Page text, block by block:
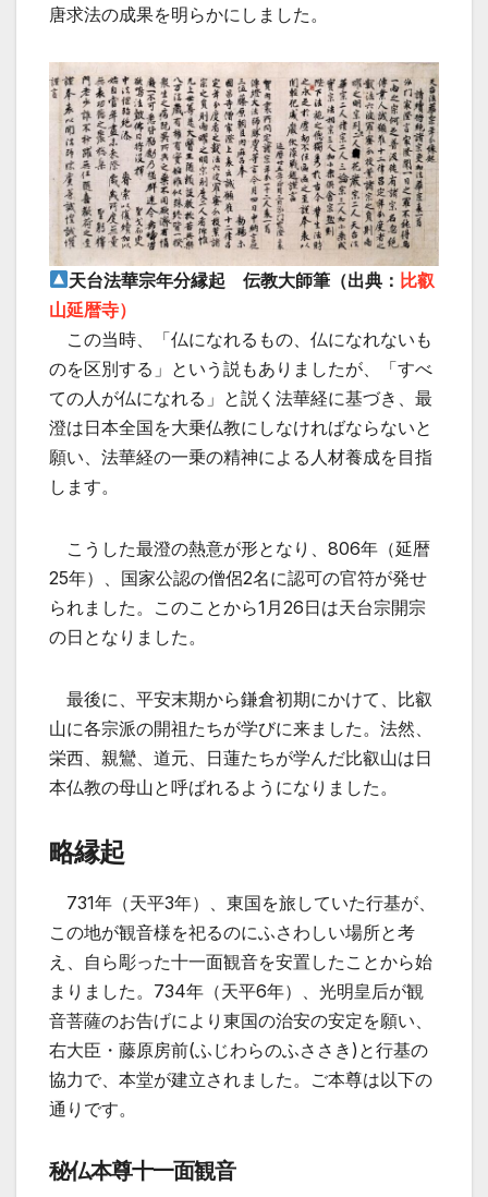
唐求法の成果を明らかにしました。
天台法華宗年分縁起 伝教大師筆（出典： 比叡
山延暦寺）
この当時、「仏になれるもの、仏になれないも
のを区別する」という説もありましたが、「すべ
ての人が仏になれる」と説く法華経に基づき、最
澄は日本全国を大乗仏教にしなければならないと
願い、法華経の一乗の精神による人材養成を目指
します。
こうした最澄の熱意が形となり、806年（延暦
25年）、国家公認の僧侶2名に認可の官符が発せ
られました。このことから1月26日は天台宗開宗
の日となりました。
最後に、平安末期から鎌倉初期にかけて、比叡
山に各宗派の開祖たちが学びに来ました。法然、
栄西、親鸞、道元、日蓮たちが学んだ比叡山は日
本仏教の母山と呼ばれるようになりました。
略縁起
731年（天平3年）、東国を旅していた行基が、
この地が観音様を祀るのにふさわしい場所と考
え、自ら彫った十一面観音を安置したことから始
まりました。734年（天平6年）、光明皇后が観
音菩薩のお告げにより東国の治安の安定を願い、
右大臣・藤原房前(ふじわらのふささき)と行基の
協力で、本堂が建立されました。ご本尊は以下の
通りです。
秘仏本尊十一面観音